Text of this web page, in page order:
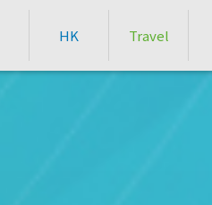
HK Travel